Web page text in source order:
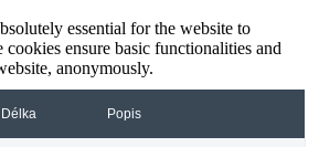
essential for the website to
ensure basic functionalities and
anonymously.
Délka Popis